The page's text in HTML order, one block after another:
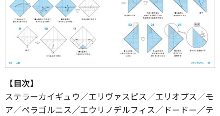
【目次】
ステラーカイギュウ／エリヴァスピス／エリオプス／モ
ア／ペラゴルニス／エウリノデルフィス／ドードー／テ